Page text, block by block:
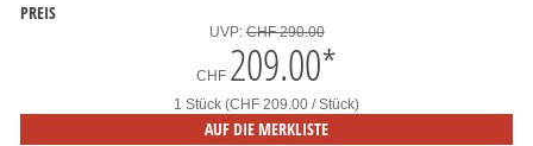
PREIS
UVP:CHF 290.00
CHF 209.00*
1 Stück (CHF 209.00 / Stück)
AUF DIE MERKLISTE